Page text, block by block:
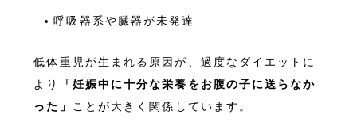
呼吸器系や臓器が未発達
低体重児が生まれる原因が、過度なダイエットに
より
「妊娠中に十分な栄養をお腹の子に送らなか
った」
ことが大きく関係しています。